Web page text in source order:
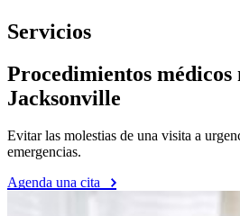
Servicios
Procedimientos médicos
Jacksonville
Evitar las molestias de una visita a
emergencias.
Agenda una cita